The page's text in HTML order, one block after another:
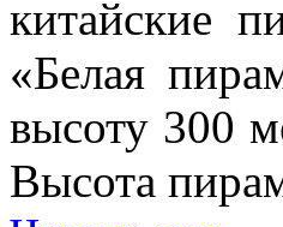
китайские
«Белая
высоту 300
Высота